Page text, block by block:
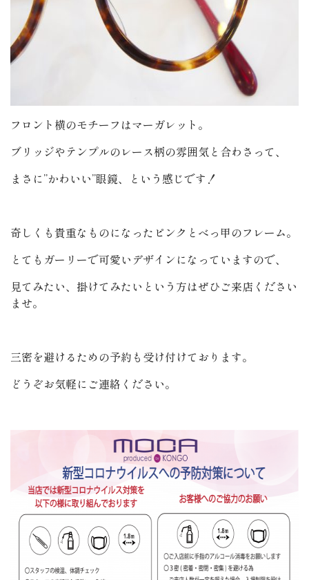
フロント横のモチーフはマーガレット。
ブリッジやテンプルのレース柄の雰囲気と合わさって、
まさに”かわいい”眼鏡、という感じです！
奇しくも貴重なものになったピンクとべっ甲のフレーム。
とてもガーリーで可愛いデザインになっていますので、
見てみたい、掛けてみたいという方はぜひご来店ください
ませ。
三密を避けるための予約も受け付けております。
どうぞお気軽にご連絡ください。